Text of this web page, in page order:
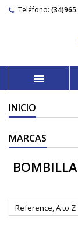
Teléfono:

INICIO
MARCAS
Reference, A to Z